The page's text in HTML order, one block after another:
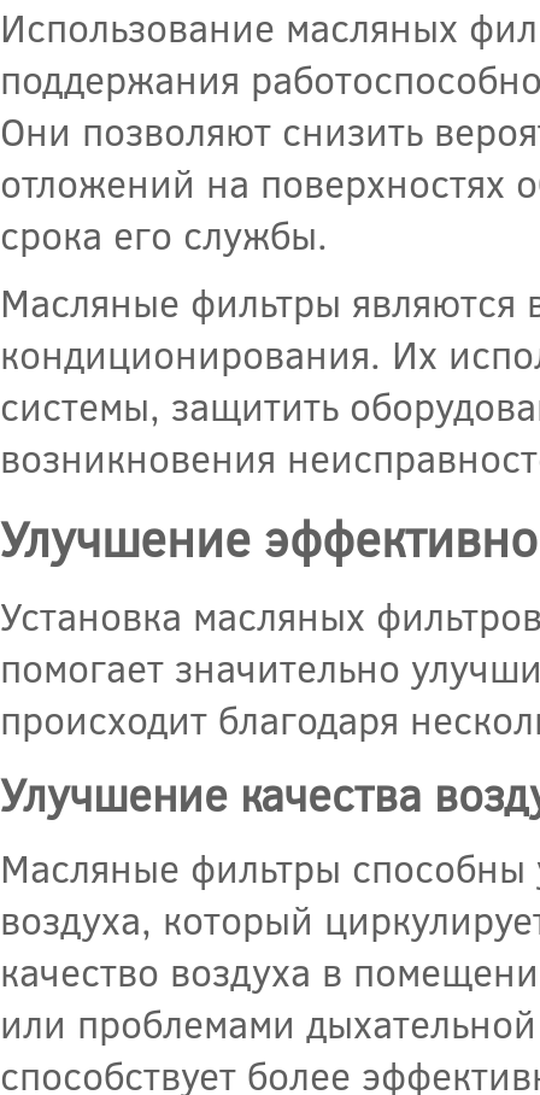
Использование масляных
поддержания
Они позволяют снизить
отложений на поверхностях
срока его службы.
Масляные фильтры являются
кондиционирования. Их
системы, защитить
возникновения
Улучшение
Установка масляных
помогает значительно
происходит благодаря
Улучшение качества
Масляные фильтры способны
воздуха, который
качество воздуха в
или проблемами
способствует более